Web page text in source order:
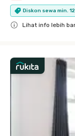
Diskon sewa min.
Lihat info lebih